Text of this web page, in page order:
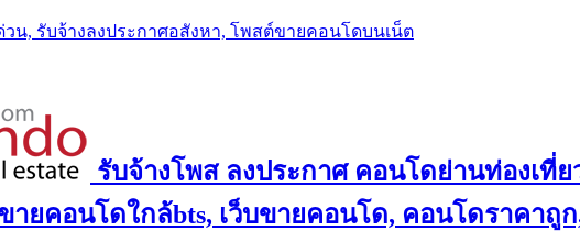
น, รับจ้างลงประกาศอสังหา, โพสต์ขายคอนโดบนเน็ต
รับจ้างโพส ลงประกาศ คอนโดย่านท่องเ
ยคอนโดใกล้bts, เว็บขายคอนโด, คอนโดราคาถู